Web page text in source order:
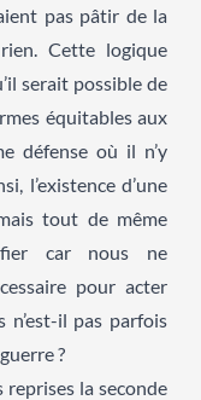
pas pâtir de la
Cette logique
serait possible de
équitables aux
défense où il n’y
l’existence d’une
tout de même
car nous ne
pour acter
il pas parfois
?
la seconde